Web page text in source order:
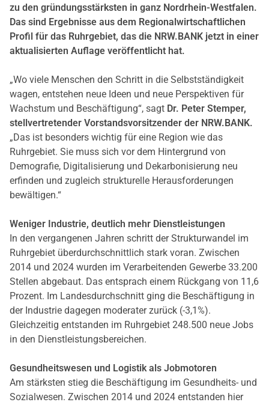
zu den gründungsstärksten in ganz Nordrhein-Westfalen.
Das sind Ergebnisse aus dem Regionalwirtschaftlichen
Profil für das Ruhrgebiet, das die NRW.BANK jetzt in einer
aktualisierten Auflage veröffentlicht hat.
„Wo viele Menschen den Schritt in die Selbstständigkeit
wagen, entstehen neue Ideen und neue Perspektiven für
Wachstum und Beschäftigung“, sagt Dr. Peter Stemper,
stellvertretender Vorstandsvorsitzender der NRW.BANK.
„Das ist besonders wichtig für eine Region wie das
Ruhrgebiet. Sie muss sich vor dem Hintergrund von
Demografie, Digitalisierung und Dekarbonisierung neu
erfinden und zugleich strukturelle Herausforderungen
bewältigen.“
Weniger Industrie, deutlich mehr Dienstleistungen
In den vergangenen Jahren schritt der Strukturwandel im
Ruhrgebiet überdurchschnittlich stark voran. Zwischen
2014 und 2024 wurden im Verarbeitenden Gewerbe 33.200
Stellen abgebaut. Das entsprach einem Rückgang von 11,6
Prozent. Im Landesdurchschnitt ging die Beschäftigung in
der Industrie dagegen moderater zurück (-3,1%).
Gleichzeitig entstanden im Ruhrgebiet 248.500 neue Jobs
in den Dienstleistungsbereichen.
Gesundheitswesen und Logistik als Jobmotoren
Am stärksten stieg die Beschäftigung im Gesundheits- und
Sozialwesen. Zwischen 2014 und 2024 entstanden hier